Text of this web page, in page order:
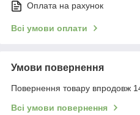
Оплата на рахунок
Всі умови оплати
Умови повернення
Повернення товару впродовж
Всі умови повернення